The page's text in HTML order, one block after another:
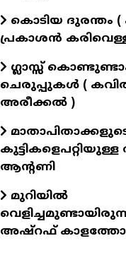
കൊടിയ ദുരന്തം (
പ്രകാശൻ
ഗ്ലാസ്സ്
ചെരുപ്പുകൾ (
അരീക്കൽ )
കുട്ടികളെപറ്റിയുള്ള
ആന്റണി
മുറിയിൽ
അഷ്റഫ്